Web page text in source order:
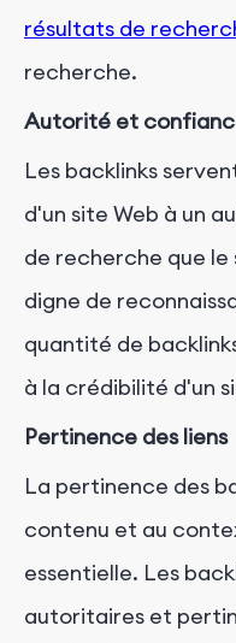
résultats de
recherche.
Autorité et
Les backlinks
d'un site Web à un
de recherche que
digne de
quantité de
à la crédibilité d'un
Pertinence des liens
La pertinence des
contenu et au
essentielle. Les
autoritaires et